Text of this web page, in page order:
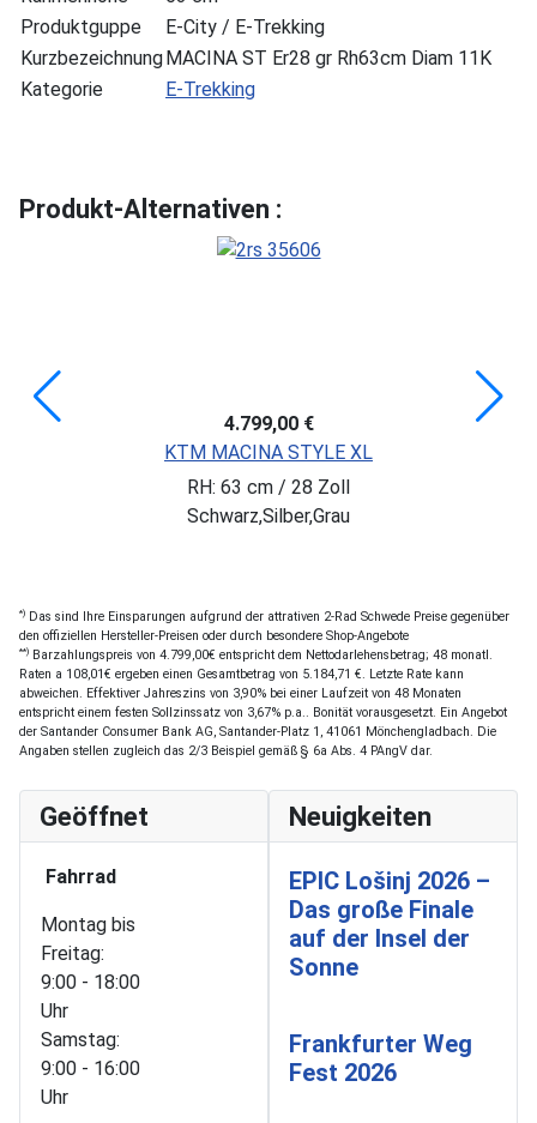
Produktguppe
E-City / E-Trekking
KurzbezeichnungMACINA ST Er28 gr Rh63cm Diam 11K
Kategorie
E-Trekking
Produkt-Alternativen :
4.799,00 €
KTM MACINA STYLE XL
RH: 63 cm / 28 Zoll
Schwarz,Silber,Grau
*) Das sind Ihre Einsparungen aufgrund der attrativen 2-Rad Schwede Preise gegenüber
den offiziellen Hersteller-Preisen oder durch besondere Shop-Angebote
**) Barzahlungspreis von 4.799,00€ entspricht dem Nettodarlehensbetrag; 48 monatl.
Raten a 108,01€ ergeben einen Gesamtbetrag von 5.184,71 €. Letzte Rate kann
abweichen. Effektiver Jahreszins von 3,90% bei einer Laufzeit von 48 Monaten
entspricht einem festen Sollzinssatz von 3,67% p.a.. Bonität vorausgesetzt. Ein Angebot
der Santander Consumer Bank AG, Santander-Platz 1, 41061 Mönchengladbach. Die
Angaben stellen zugleich das 2/3 Beispiel gemäß § 6a Abs. 4 PAngV dar.
Geöffnet
Fahrrad
Montag bis
Freitag:
9:00 - 18:00
Uhr
Samstag:
9:00 - 16:00
Uhr
Neuigkeiten
EPIC Lošinj 2026 –
Das große Finale
auf der Insel der
Sonne
Frankfurter Weg
Fest 2026